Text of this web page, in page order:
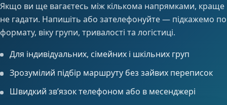
Якщо ви ще вагаєтесь між кількома напрямками, краще
не гадати. Напишіть або зателефонуйте — підкажемо по
формату, віку групи, тривалості та логістиці.
Для індивідуальних, сімейних і шкільних груп
Зрозумілий підбір маршруту без зайвих переписок
Швидкий звʼязок телефоном або в месенджері